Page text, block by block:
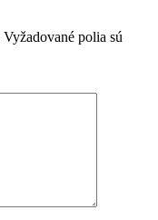
Vyžadované polia sú